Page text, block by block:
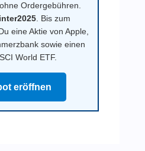
Ordergebühren.
. Bis zum
eine Aktie von Apple,
sowie einen
World ETF.
eröffnen